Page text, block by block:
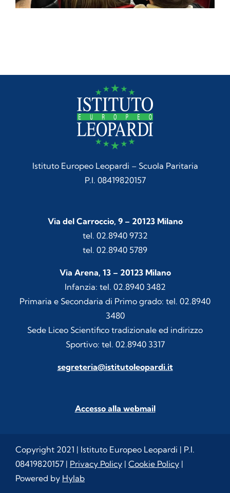
Istituto Europeo Leopardi – Scuola Paritaria
P.I. 08419820157
Via del Carroccio, 9 – 20123 Milano
tel. 02.8940 9732
tel. 02.8940 5789
Via Arena, 13 – 20123 Milano
Infanzia: tel. 02.8940 3482
Primaria e Secondaria di Primo grado: tel. 02.8940
3480
Sede Liceo Scientifico tradizionale ed indirizzo
Sportivo: tel. 02.8940 3317
segreteria@istitutoleopardi.it
Accesso alla webmail
Copyright 2021 | Istituto Europeo Leopardi | P.I.
08419820157 | Privacy Policy| Cookie Policy|
Powered by Hylab